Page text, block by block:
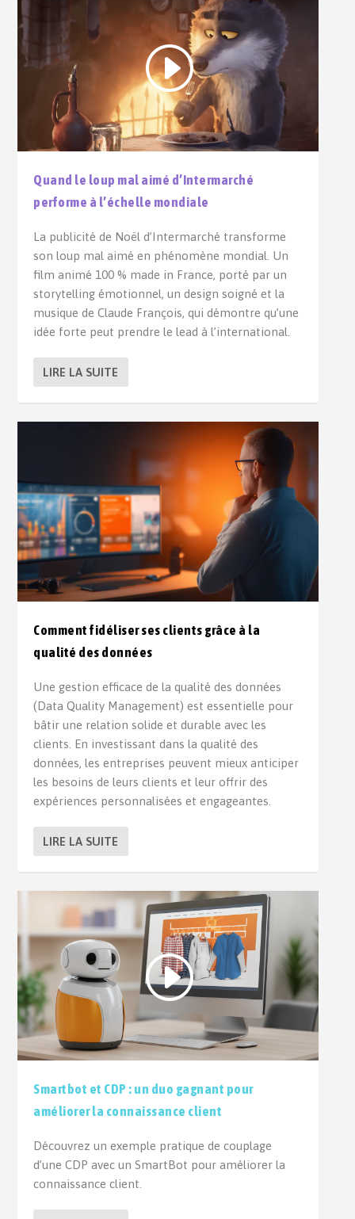
Quand le loup mal aimé d’Intermarché
performe à l’échelle mondiale
La publicité de Noël d’Intermarché transforme
son loup mal aimé en phénomène mondial. Un
film animé 100 % made in France, porté par un
storytelling émotionnel, un design soigné et la
musique de Claude François, qui démontre qu’une
idée forte peut prendre le lead à l’international.
LIRE LA SUITE
Comment fidéliser ses clients grâce à la
qualité des données
Une gestion efficace de la qualité des données
(Data Quality Management) est essentielle pour
bâtir une relation solide et durable avec les
clients. En investissant dans la qualité des
données, les entreprises peuvent mieux anticiper
les besoins de leurs clients et leur offrir des
expériences personnalisées et engageantes.
LIRE LA SUITE
Smartbot et CDP : un duo gagnant pour
améliorer la connaissance client
Découvrez un exemple pratique de couplage
d’une CDP avec un SmartBot pour améliorer la
connaissance client.